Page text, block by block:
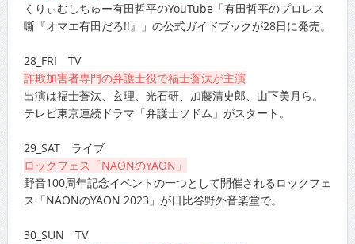
くりぃむしちゅー有田哲平のYouTube「有田哲平のプロレス
噺『オマエ有田だろ!!』」の公式ガイドブックが28日に発売。
28_FRI TV
詐欺加害者専門の弁護士役で福士蒼汰が主演
出演は福士蒼汰、玄理、光石研、加藤清史郎、山下美月ら。
テレビ東京連続ドラマ「弁護士ソドム」がスタート。
29_SAT ライブ
ロックフェス「NAONのYAON」
野音100周年記念イベントの一つとして開催されるロックフェ
ス「NAONのYAON 2023」が日比谷野外音楽堂で。
30_SUN TV